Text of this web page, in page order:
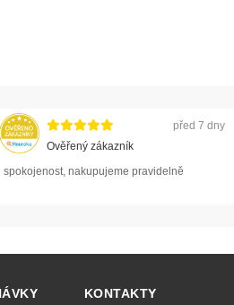
před 7 dny
Ověřený zákazník
spokojenost, nakupujeme pravidelně
KONTAKTY